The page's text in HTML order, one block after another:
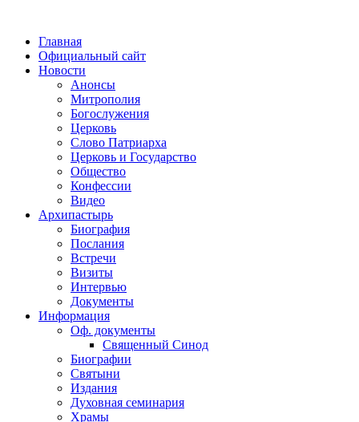
Главная
Официальный сайт
Новости
Анонсы
Митрополия
Богослужения
Церковь
Слово Патриарха
Церковь и Государство
Общество
Конфессии
Видео
Архипастырь
Биография
Послания
Встречи
Визиты
Интервью
Документы
Информация
Оф. документы
Священный Синод
Биографии
Святыни
Издания
Духовная семинария
Храмы